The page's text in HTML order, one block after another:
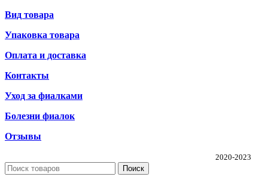
Вид товара
Упаковка товара
Оплата и доставка
Контакты
Уход за фиалками
Болезни фиалок
Отзывы
2020-2023
Поиск